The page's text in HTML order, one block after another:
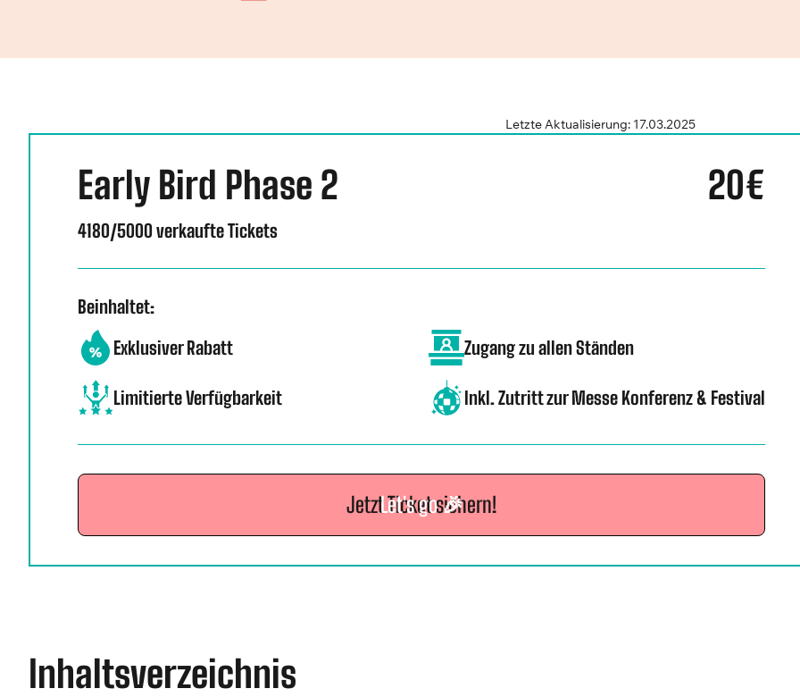
Letzte Aktualisierung: 17.03.2025
Early Bird Phase 2
4180/5000 verkaufte Tickets
20€
Beinhaltet:
Exklusiver Rabatt
Zugang zu allen Ständen
Limitierte Verfügbarkeit Inkl. Zutritt zur Messe Konferenz & Festival
Let's go 🎉
Jetzt Ticket sichern!
Inhaltsverzeichnis